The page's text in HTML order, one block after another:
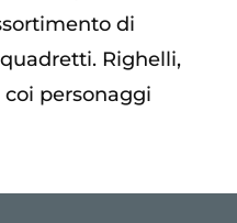
di
Righelli,
personaggi